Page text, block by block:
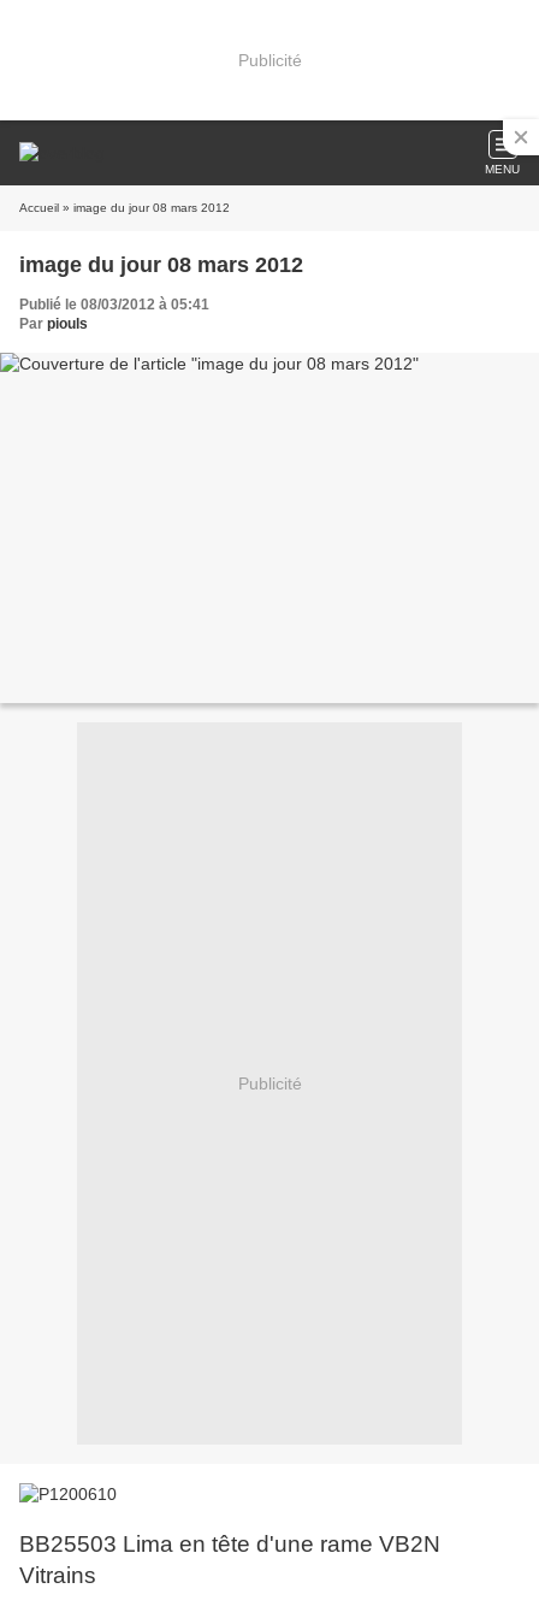
Publicité
MENU
Accueil » image du jour 08 mars 2012
image du jour 08 mars 2012
Publié le 08/03/2012 à 05:41
Par piouls
Publicité
BB25503 Lima en tête d'une rame VB2N
Vitrains